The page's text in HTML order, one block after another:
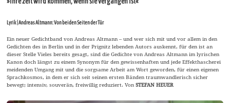
Lyrik | Andreas Altmann: Von beiden Seiten der Tür
Ein neuer Gedichtband von Andreas Altmann – und wer sich mit und vor allem in den
Gedichten des in Berlin und in der Prignitz lebenden Autors auskennt, für den ist an
dieser Stelle Vieles bereits gesagt, sind die Gedichte von Andreas Altmann im lyrischen
Kanon doch längst zu einem Synonym für den gewissenhaften und jede Effekthascherei
meidenden Umgang mit und die sorgsame Arbeit am Wort geworden, für einen eigenen
Sprachkosmos, in dem er sich seit seinen ersten Bänden traumwandlerisch sicher
bewegt; intensiv, souverän, freiwillig reduziert. VonSTEFAN HEUER